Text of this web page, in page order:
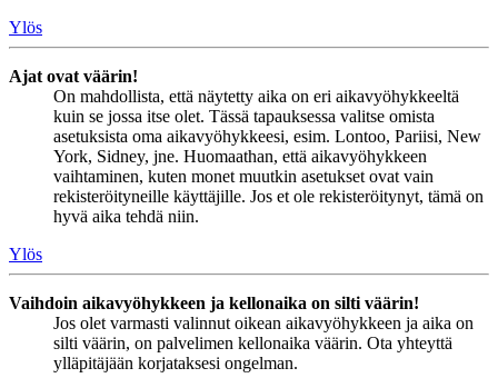
Ylös
Ajat ovat väärin!
On mahdollista, että näytetty aika on eri aikavyöhykkeeltä
kuin se jossa itse olet. Tässä tapauksessa valitse omista
asetuksista oma aikavyöhykkeesi, esim. Lontoo, Pariisi, New
York, Sidney, jne. Huomaathan, että aikavyöhykkeen
vaihtaminen, kuten monet muutkin asetukset ovat vain
rekisteröityneille käyttäjille. Jos et ole rekisteröitynyt, tämä on
hyvä aika tehdä niin.
Ylös
Vaihdoin aikavyöhykkeen ja kellonaika on silti väärin!
Jos olet varmasti valinnut oikean aikavyöhykkeen ja aika on
silti väärin, on palvelimen kellonaika väärin. Ota yhteyttä
ylläpitäjään korjataksesi ongelman.